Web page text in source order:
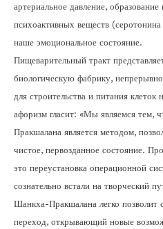
артериальное давление,
психоактивных веществ
наше эмоциональное состояние.
Пищеварительный тракт
биологическую фабрику,
для строительства и питания
афоризм гласит: «Мы являемся тем,
Пракшалана является методом,
чистое, первозданное состояние.
это переустановка операционной
сознательно встали на творческий
Шанкха-Пракшалана легко позволит
переход, открывающий новые